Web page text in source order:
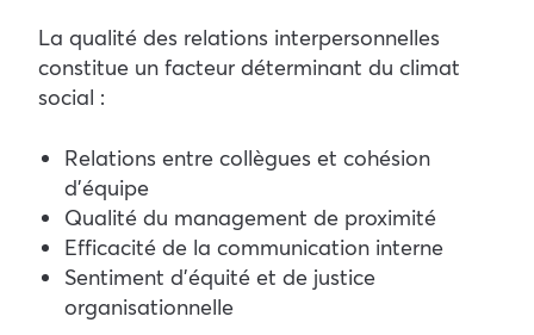
La qualité des relations interpersonnelles
constitue un facteur déterminant du climat
social :
Relations entre collègues et cohésion
d’équipe
Qualité du management de proximité
Efficacité de la communication interne
Sentiment d’équité et de justice
organisationnelle